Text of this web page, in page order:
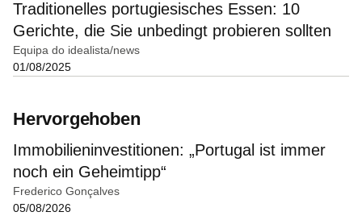
Traditionelles portugiesisches Essen: 10
Gerichte, die Sie unbedingt probieren sollten
Equipa do idealista/news
01/08/2025
Hervorgehoben
Immobilieninvestitionen: „Portugal ist immer
noch ein Geheimtipp“
Frederico Gonçalves
05/08/2026